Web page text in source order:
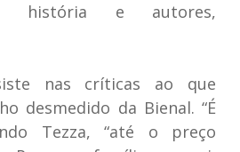
história e autores,
nas críticas ao que
desmedido da Bienal. “É
Tezza, “até o preço